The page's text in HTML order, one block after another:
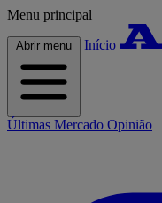
Menu principal
Abrir menu Início
Últimas Mercado Opinião